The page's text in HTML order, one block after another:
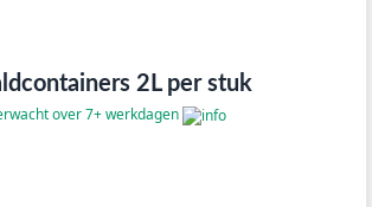
2L per stuk
over 7+ werkdagen